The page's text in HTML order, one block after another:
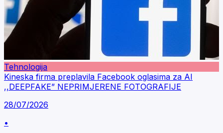
Tehnologija
Kineska firma preplavila Facebook oglasima za AI
,,DEEPFAKE” NEPRIMJERENE FOTOGRAFIJE
28/07/2026
•